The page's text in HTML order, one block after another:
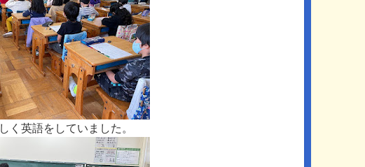
く英語をしていました。